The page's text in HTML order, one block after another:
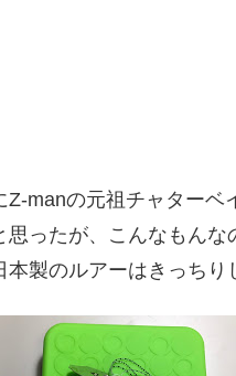
manの元祖チャターベ
ったが、こんなもん
製のルアーはきっちり